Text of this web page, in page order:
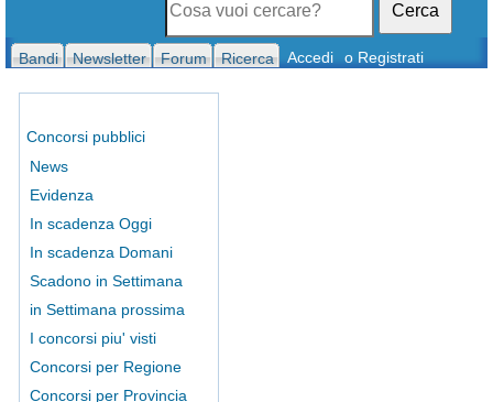
Cerca
Bandi Newsletter Forum Ricerca Accedi o Registrati
Concorsi pubblici
News
Evidenza
In scadenza Oggi
In scadenza Domani
Scadono in Settimana
in Settimana prossima
I concorsi piu' visti
Concorsi per Regione
Concorsi per Provincia